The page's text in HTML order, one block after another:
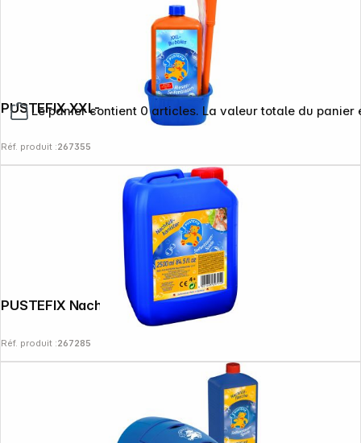
Le panier contient 0 articles. La valeur totale du panier
PUSTEFIX XXL-Bubbles
Réf. produit :267355
PUSTEFIX Nachfüllkanister 2,5l
Réf. produit :267285